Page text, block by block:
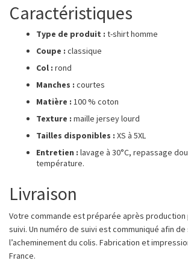
Caractéristiques
Type de produit : t-shirt homme
Coupe : classique
Col : rond
Manches : courtes
Matière : 100 % coton
Texture : maille jersey lourd
Tailles disponibles : XS à 5XL
Entretien : lavage à 30°C, repassage
température.
Livraison
Votre commande est préparée après production
suivi. Un numéro de suivi est communiqué afin de
l’acheminement du colis. Fabrication et
France.